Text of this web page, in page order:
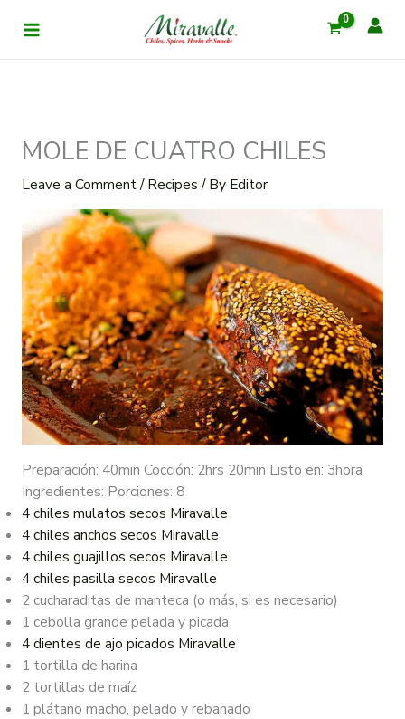
MOLE DE CUATRO CHILES
Leave a Comment/Recipes/ By Editor
Preparación: 40min Cocción: 2hrs 20min Listo en: 3hora
Ingredientes: Porciones: 8
4 chiles mulatos secos Miravalle
4 chiles anchos secos Miravalle
4 chiles guajillos secos Miravalle
4 chiles pasilla secos Miravalle
2 cucharaditas de manteca (o más, si es necesario)
1 cebolla grande pelada y picada
4 dientes de ajo picados Miravalle
1 tortilla de harina
2 tortillas de maíz
1 plátano macho, pelado y rebanado